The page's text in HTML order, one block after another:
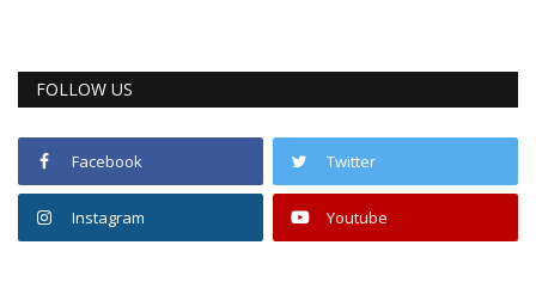
FOLLOW US
Facebook Twitter
Instagram Youtube